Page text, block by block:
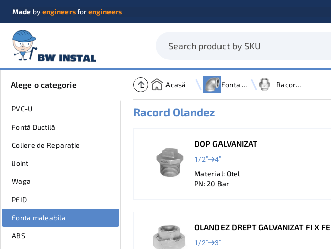
Made by engineersforengineers
Alege o categorie
PVC-U
Fontă Ductilă
Coliere de Reparație
iJoint
Waga
PEID
Fonta maleabila
ABS
Acasă Fonta maleabila Racord Olandez
Racord Olandez
DOP GALVANIZAT
1/2" 4"
Material: Otel
PN: 20 Bar
OLANDEZ DREPT GALVANIZAT FI X FE
1/2" 3"